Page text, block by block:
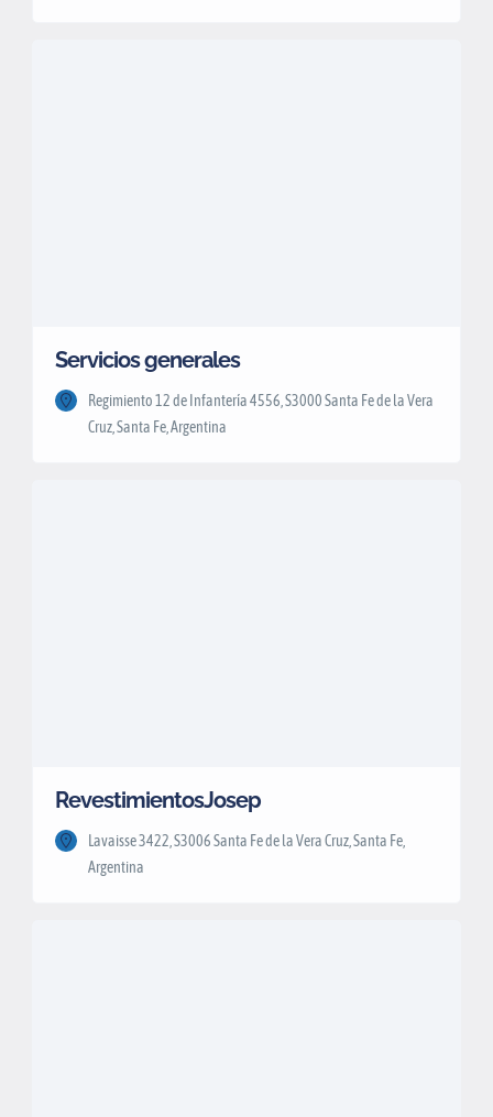
Servicios generales
Regimiento 12 de Infantería 4556, S3000 Santa Fe de la Vera
Cruz, Santa Fe, Argentina
RevestimientosJosep
Lavaisse 3422, S3006 Santa Fe de la Vera Cruz, Santa Fe,
Argentina